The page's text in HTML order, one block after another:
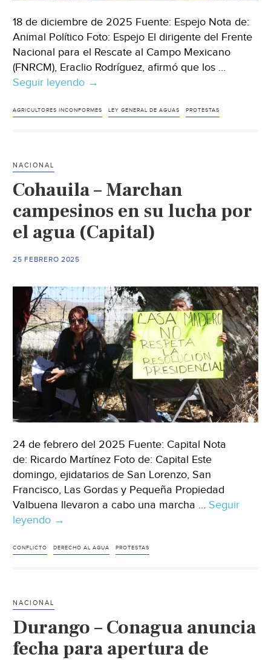
18 de diciembre de 2025 Fuente: Espejo Nota de:
Animal Político Foto: Espejo El dirigente del Frente
Nacional para el Rescate al Campo Mexicano
(FNRCM), Eraclio Rodríguez, afirmó que los …
Seguir leyendo México-
exigen
a
Ley
de
→
AGRICULTORES INCONFORMES LEY GENERAL DE AGUAS PROTESTAS
NACIONAL
Cohauila – Marchan
campesinos en su lucha por
el agua (Capital)
25 FEBRERO 2025
24 de febrero del 2025 Fuente: Capital Nota
de: Ricardo Martínez Foto de: Capital Este
domingo, ejidatarios de San Lorenzo, San
Francisco, Las Gordas y Pequeña Propiedad
Valbuena llevaron a cabo una marcha … Seguir
leyendo Cohauila
Marchan
lucha
por
agua
→
CONFLICTO DERECHO AL AGUA PROTESTAS
NACIONAL
Durango – Conagua anuncia
fecha para apertura de